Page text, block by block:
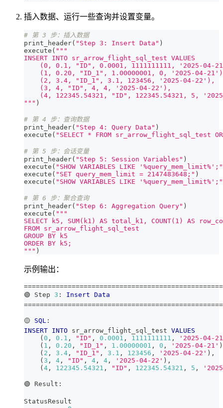
插入数据、运行一些查询并设置变量。
# 第 3 步：插入数据
print_header( "Step 3: Insert Data" )
execute ( """
INSERT INTO sr_arrow_flight_sql_test VALUES
(0, 0.1, "ID", 0.0001, 1111111111, '2025-04-
(1, 0.20, "ID_1", 1.00000001, 0, '2025-04-
    (2, 3.4, "ID_1", 3.1, 123456, '2025-04-22'),
    (3, 4, "ID", 4, 4, '2025-04-22'),
(4, 122345.54321, "ID", 122345.54321, 5,
""" )
# 第 4 步：查询数据
print_header( "Step 4: Query Data" )
execute ( "SELECT * FROM sr_arrow_flight_sql_test
# 第 5 步：会话变量
print_header( "Step 5: Session Variables" )
execute ( "SHOW VARIABLES LIKE '%query_mem_limit%';"
execute ( "SET query_mem_limit = 2147483648;" )
execute ( "SHOW VARIABLES LIKE '%query_mem_limit%';"
# 第 6 步：聚合查询
print_header( "Step 6: Aggregation Query" )
execute ( """
SELECT k5, SUM(k1) AS total_k1, COUNT(1) AS
FROM sr_arrow_flight_sql_test
GROUP BY k5
ORDER BY k5;
""" )
示例输出：
==================================================
🟢 Step 3 : Insert Data
==================================================
🟡 SQL :
INSERT INTO sr_arrow_flight_sql_test VALUES
(0 , 0.1 , "ID" , 0.0001 , 1111111111 ,
'2025-04-
( 1 , 0.20 , "ID_1" , 1.00000001 , 0 , '2025-04-21' )
( 2 , 3.4 , "ID_1" , 3.1 , 123456 , '2025-04-22' ) ,
( 3 , 4 , "ID" , 4 , 4 , '2025-04-22' ) ,
(4 , 122345.54321 , "ID" , 122345.54321 , 5 ,
🟢 Result:
StatusResult